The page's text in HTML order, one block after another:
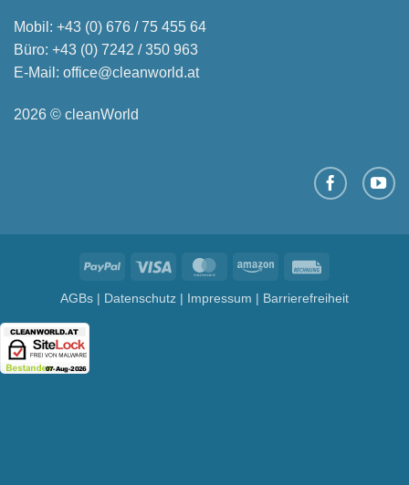
Mobil: +43 (0) 676 / 75 455 64
Büro: +43 (0) 7242 / 350 963
E-Mail: office@cleanworld.at
2026 © cleanWorld
PayPal Visa MasterCardAmazon
AGBs | Datenschutz | Impressum | Barrierefreiheit